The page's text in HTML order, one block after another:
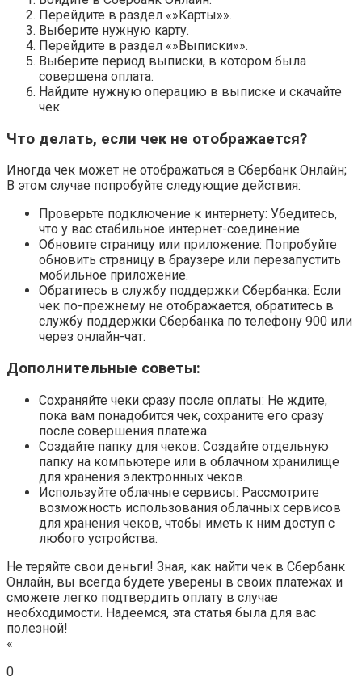
Перейдите в раздел «»Карты»».
Выберите нужную карту.
Перейдите в раздел «»Выписки»».
Выберите период выписки, в котором была
совершена оплата.
Найдите нужную операцию в выписке и скачайте
чек.
Что делать, если чек не отображается?
Иногда чек может не отображаться в Сбербанк Онлайн;
В этом случае попробуйте следующие действия:
Проверьте подключение к интернету: Убедитесь,
что у вас стабильное интернет-соединение.
Обновите страницу или приложение: Попробуйте
обновить страницу в браузере или перезапустить
мобильное приложение.
Обратитесь в службу поддержки Сбербанка: Если
чек по-прежнему не отображается, обратитесь в
службу поддержки Сбербанка по телефону 900 или
через онлайн-чат.
Дополнительные советы:
Сохраняйте чеки сразу после оплаты: Не ждите,
пока вам понадобится чек, сохраните его сразу
после совершения платежа.
Создайте папку для чеков: Создайте отдельную
папку на компьютере или в облачном хранилище
для хранения электронных чеков.
Используйте облачные сервисы: Рассмотрите
возможность использования облачных сервисов
для хранения чеков, чтобы иметь к ним доступ с
любого устройства.
Не теряйте свои деньги! Зная, как найти чек в Сбербанк
Онлайн, вы всегда будете уверены в своих платежах и
сможете легко подтвердить оплату в случае
необходимости. Надеемся, эта статья была для вас
полезной!
«
0